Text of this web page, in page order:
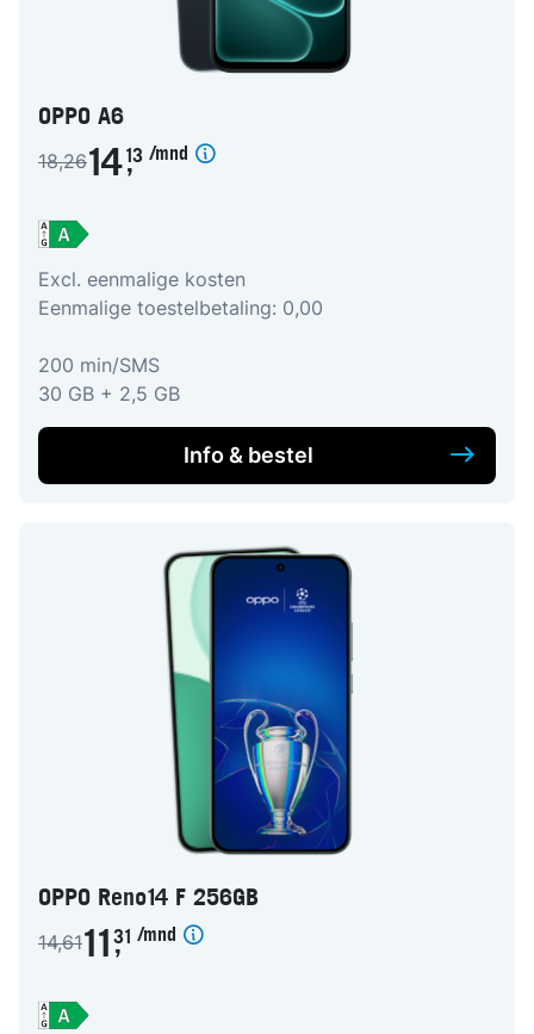
OPPO A6
18,2614,
13 /mnd
Excl. eenmalige kosten
Eenmalige toestelbetaling: 0,00
200 min/SMS
30 GB + 2,5 GB
Info & bestel
OPPO Reno14 F 256GB
14,6111 ,
31 /mnd